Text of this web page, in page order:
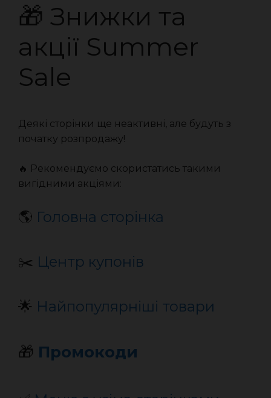
🎁 Знижки та
акції Summer
Sale
Деякі сторінки ще неактивні, але будуть з
початку розпродажу!
🔥 Рекомендуємо скористатись такими
вигідними акціями:
🌎 Головна сторінка
✂️ Центр купонів
🌟 Найпопулярніші товари
🎁 Промокоди